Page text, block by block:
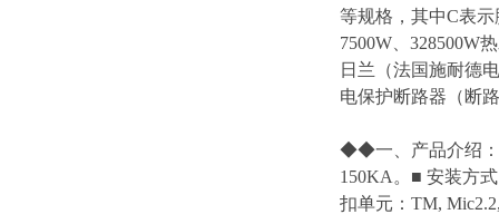
等规格，其中C表
7500W、328500W
日兰（法国施耐德
电保护断路器（断
◆◆一、产品介绍：
150KA。■ 安装方
扣单元：TM,